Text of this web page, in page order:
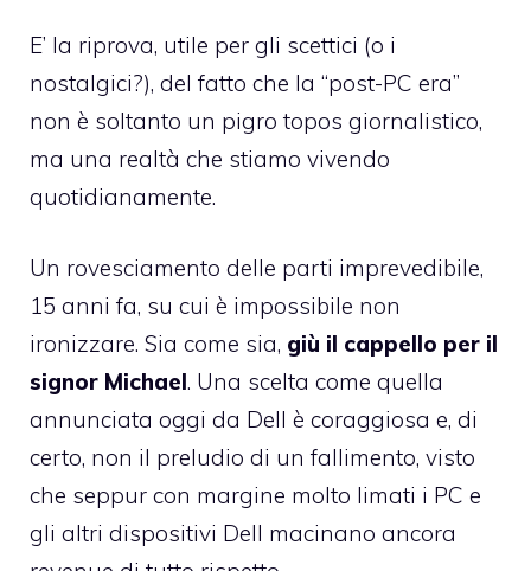
E’ la riprova, utile per gli scettici (o i
nostalgici?), del fatto che la “post-PC era”
non è soltanto un pigro topos giornalistico,
ma una realtà che stiamo vivendo
quotidianamente.
Un rovesciamento delle parti imprevedibile,
15 anni fa, su cui è impossibile non
ironizzare. Sia come sia, giù il cappello per il
signor Michael. Una scelta come quella
annunciata oggi da Dell è coraggiosa e, di
certo, non il preludio di un fallimento, visto
che seppur con margine molto limati i PC e
gli altri dispositivi Dell macinano ancora